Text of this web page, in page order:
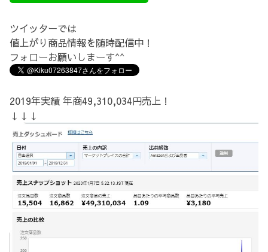
ツイッターでは
値上がり商品情報を随時配信中！
フォローお願いしまーす^^
2019年実績 年商49,310,034円売上！
↓↓↓